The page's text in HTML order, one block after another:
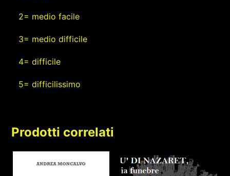
2= medio facile
3= medio difficile
4= difficile
5= difficilissimo
Prodotti correlati